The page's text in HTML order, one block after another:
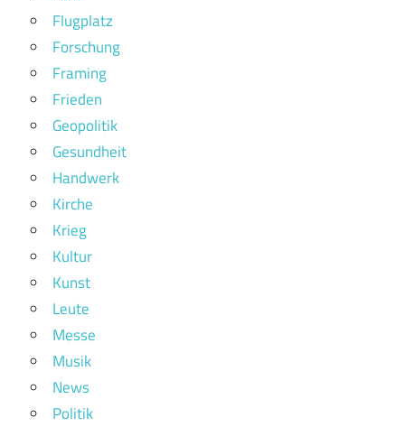
Flugplatz
Forschung
Framing
Frieden
Geopolitik
Gesundheit
Handwerk
Kirche
Krieg
Kultur
Kunst
Leute
Messe
Musik
News
Politik